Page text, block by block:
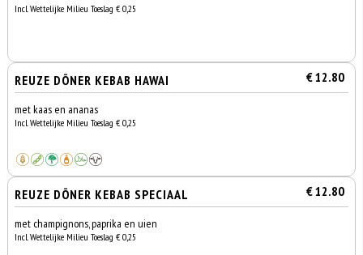
Incl. Wettelijke Milieu Toeslag € 0,25
REUZE DÖNER KEBAB HAWAI € 12.80
met kaas en ananas
Incl. Wettelijke Milieu Toeslag € 0,25
REUZE DÖNER KEBAB SPECIAAL € 12.80
met champignons, paprika en uien
Incl. Wettelijke Milieu Toeslag € 0,25